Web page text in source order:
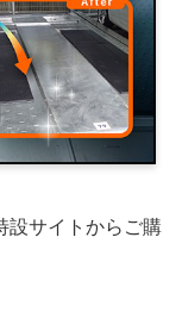
設サイトからご購